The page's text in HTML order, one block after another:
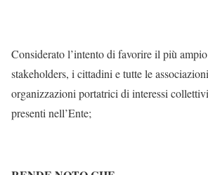
Considerato l’intento di favorire il più
stakeholders, i cittadini e tutte le
organizzazioni portatrici di interessi
presenti nell’Ente;